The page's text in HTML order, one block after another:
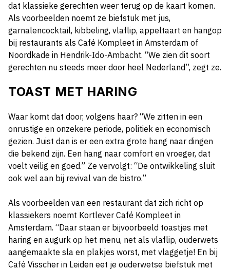
dat klassieke gerechten weer terug op de kaart komen.
Als voorbeelden noemt ze biefstuk met jus,
garnalencocktail, kibbeling, vlaflip, appeltaart en hangop
bij restaurants als Café Kompleet in Amsterdam of
Noordkade in Hendrik-Ido-Ambacht. “We zien dit soort
gerechten nu steeds meer door heel Nederland”, zegt ze.
TOAST MET HARING
Waar komt dat door, volgens haar? “We zitten in een
onrustige en onzekere periode, politiek en economisch
gezien. Juist dan is er een extra grote hang naar dingen
die bekend zijn. Een hang naar comfort en vroeger, dat
voelt veilig en goed.” Ze vervolgt: “De ontwikkeling sluit
ook wel aan bij revival van de bistro.”
Als voorbeelden van een restaurant dat zich richt op
klassiekers noemt Kortlever Café Kompleet in
Amsterdam. “Daar staan er bijvoorbeeld toastjes met
haring en augurk op het menu, net als vlaflip, ouderwets
aangemaakte sla en plakjes worst, met vlaggetje! En bij
Café Visscher in Leiden eet je ouderwetse biefstuk met